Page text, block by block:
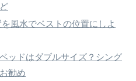
風水でベストの位置にしよ
ッドはダブルサイズ？シング
勧め